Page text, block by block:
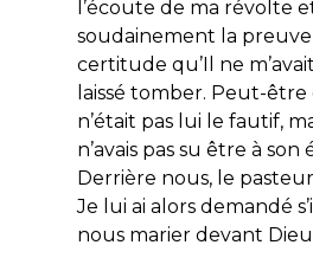
l’écoute de ma révolte et
soudainement la
certitude qu’Il ne
laissé tomber. Peut-être
n’était pas lui le fautif,
n’avais pas su être à son
Derrière nous, le
Je lui ai alors demandé
nous marier devant